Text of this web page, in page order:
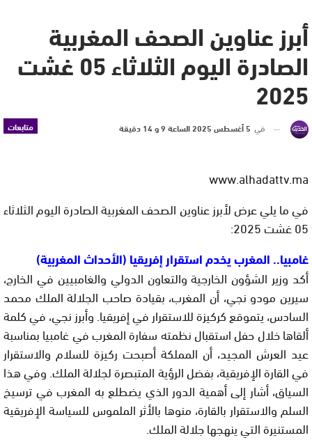
أبرز عناوين الصحف المغربية
الصادرة اليوم الثلاثاء 05 غشت
2025
متابعات في 5 أغسطس 2025 الساعة 9 و 14 دقيقة
www.alhadattv.ma
في ما يلي عرض لأبرز عناوين الصحف المغربية الصادرة اليوم الثلاثاء
05 غشت 2025:
غامبيا.. المغرب يخدم استقرار إفريقيا (الأحداث المغربية)
أكد وزير الشؤون الخارجية والتعاون الدولي والغامبيين في الخارج،
سيرين مودو نجي، أن المغرب، بقيادة صاحب الجلالة الملك محمد
السادس، يتموقع كركيزة للاستقرار في إفريقيا. وأبرز نجي، في كلمة
ألقاها خلال حفل استقبال نظمته سفارة المغرب في غامبيا بمناسبة
عيد العرش المجيد، أن المملكة أصبحت ركيزة للسلام والاستقرار
في القارة الإفريقية، بفضل الرؤية المتبصرة لجلالة الملك. وفي هذا
السياق، أشار إلى أهمية الدور الذي يضطلع به المغرب في ترسيخ
السلم والاستقرار بالقارة، منوها بالأثر الملموس للسياسة الإفريقية
المستنيرة التي ينهجها جلالة الملك.